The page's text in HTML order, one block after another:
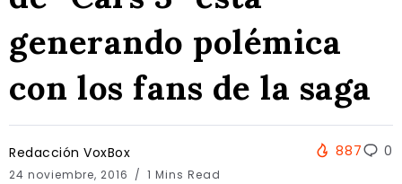
generando polémica
con los fans de la saga
Redacción VoxBox
24 noviembre, 2016 1 Mins Read
887 0